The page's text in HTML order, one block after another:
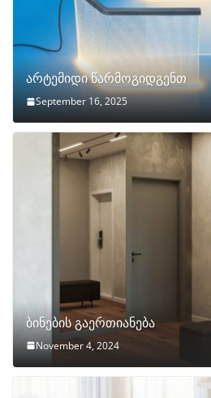
არტემიდი წარმოგიდგენთ
September 16, 2025
ბინების გაერთიანება
November 4, 2024